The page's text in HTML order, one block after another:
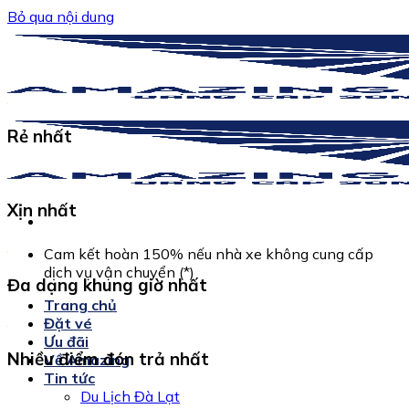
Bỏ qua nội dung
Cam kết hoàn 150% nếu nhà xe không cung cấp
dịch vụ vận chuyển (*)
Trang chủ
Đặt vé
Ưu đãi
Về Amazing
Tin tức
Du Lịch Đà Lạt
Rẻ nhất
Xịn nhất
Đa dạng khung giờ nhất
Nhiều điểm đón trả nhất